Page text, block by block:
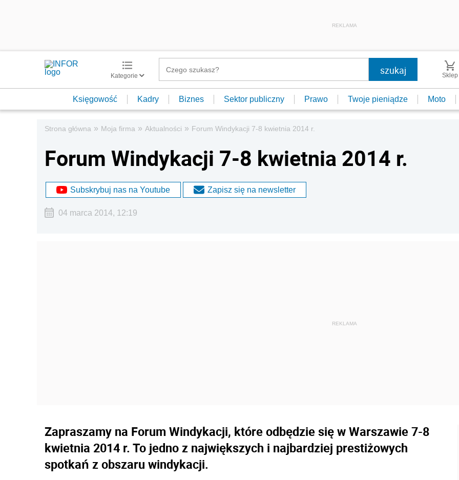
REKLAMA
Kategorie Sklep
Księgowość Kadry Biznes Sektor publiczny Prawo Twoje pieniądze Moto
Strona główna » Moja firma » Aktualności » Forum Windykacji 7-8 kwietnia 2014 r.
Forum Windykacji 7-8 kwietnia 2014 r.
Subskrybuj nas na Youtube Zapisz się na newsletter
04 marca 2014, 12:19
Zapraszamy na Forum Windykacji, które odbędzie się w Warszawie 7-8
kwietnia 2014 r. To jedno z największych i najbardziej prestiżowych
spotkań z obszaru windykacji.